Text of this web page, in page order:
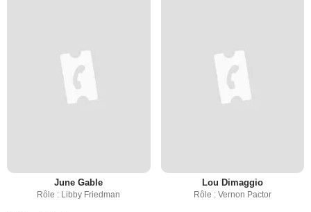
June Gable
Rôle : Libby Friedman
Lou Dimaggio
Rôle : Vernon Pactor